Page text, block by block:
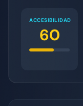
ACCESIBILIDAD
60